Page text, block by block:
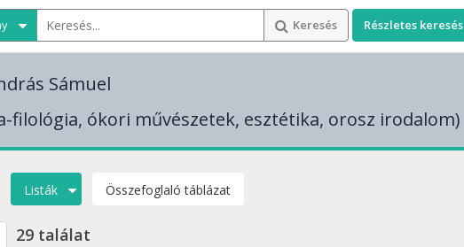
Keresés Részletes keresés
Sámuel
filológia, ókori művészetek, esztétika, orosz irodalom)
Listák Összefoglaló táblázat
29 találat